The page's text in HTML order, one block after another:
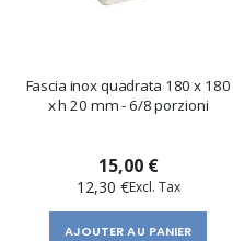
Fascia inox quadrata 180 x 180
x h 20 mm - 6/8 porzioni
15,00 €
12,30 €
AJOUTER AU PANIER